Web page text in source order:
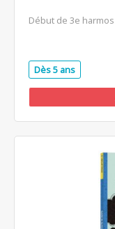
Début de 3e harmos
Dès 5 ans